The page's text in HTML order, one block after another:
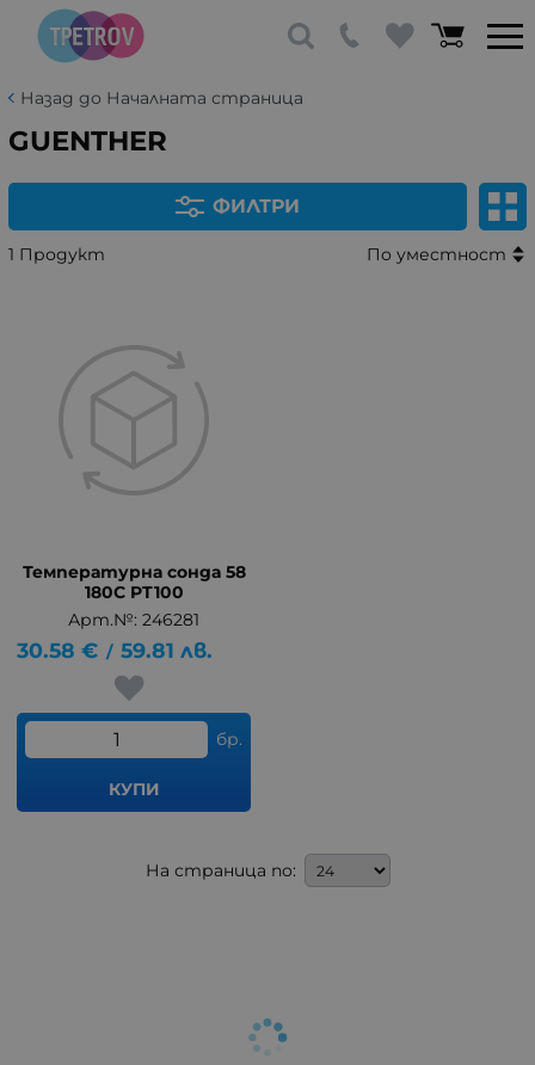
Назад до Началната страница
GUENTHER
ФИЛТРИ
1 Продукт По уместност
Температурна сонда 58
180C PT100
Арт.№: 246281
30.58 € / 59.81 лв.
бр.
КУПИ
На страница по: